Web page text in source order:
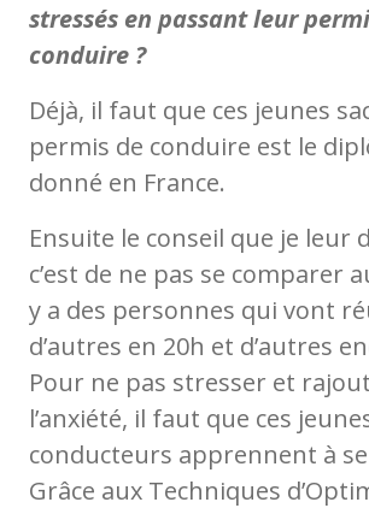
stressés en passant leur
conduire ?
Déjà, il faut que ces jeunes
permis de conduire est le
donné en France.
Ensuite le conseil que je leur
c’est de ne pas se comparer
y a des personnes qui vont
d’autres en 20h et d’autres
Pour ne pas stresser et
l’anxiété, il faut que ces
conducteurs apprennent à
Grâce aux Techniques